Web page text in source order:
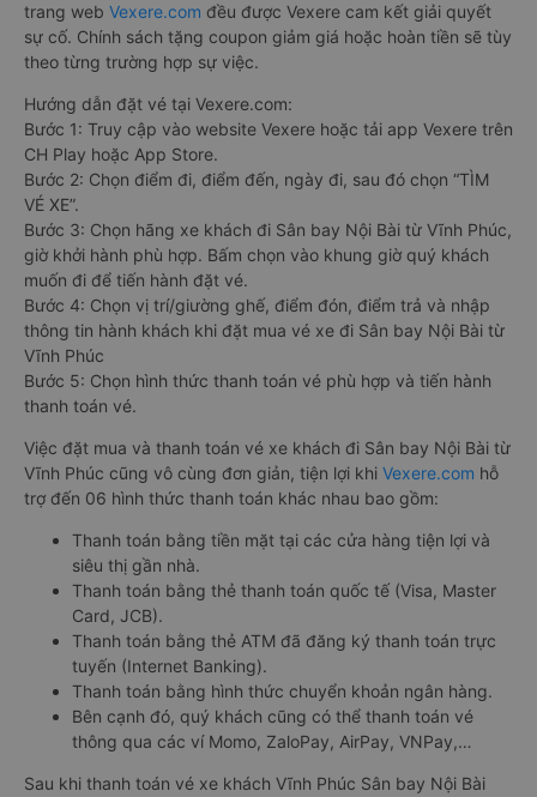
trang web Vexere.com đều được Vexere cam kết giải quyết
sự cố. Chính sách tặng coupon giảm giá hoặc hoàn tiền sẽ tùy
theo từng trường hợp sự việc.
Hướng dẫn đặt vé tại Vexere.com:
Bước 1: Truy cập vào website Vexere hoặc tải app Vexere trên
CH Play hoặc App Store.
Bước 2: Chọn điểm đi, điểm đến, ngày đi, sau đó chọn “TÌM
VÉ XE”.
Bước 3: Chọn hãng xe khách đi Sân bay Nội Bài từ Vĩnh Phúc,
giờ khởi hành phù hợp. Bấm chọn vào khung giờ quý khách
muốn đi để tiến hành đặt vé.
Bước 4: Chọn vị trí/giường ghế, điểm đón, điểm trả và nhập
thông tin hành khách khi đặt mua vé xe đi Sân bay Nội Bài từ
Vĩnh Phúc
Bước 5: Chọn hình thức thanh toán vé phù hợp và tiến hành
thanh toán vé.
Việc đặt mua và thanh toán vé xe khách đi Sân bay Nội Bài từ
Vĩnh Phúc cũng vô cùng đơn giản, tiện lợi khi Vexere.com hỗ
trợ đến 06 hình thức thanh toán khác nhau bao gồm:
Thanh toán bằng tiền mặt tại các cửa hàng tiện lợi và
siêu thị gần nhà.
Thanh toán bằng thẻ thanh toán quốc tế (Visa, Master
Card, JCB).
Thanh toán bằng thẻ ATM đã đăng ký thanh toán trực
tuyến (Internet Banking).
Thanh toán bằng hình thức chuyển khoản ngân hàng.
Bên cạnh đó, quý khách cũng có thể thanh toán vé
thông qua các ví Momo, ZaloPay, AirPay, VNPay,…
Sau khi thanh toán vé xe khách Vĩnh Phúc Sân bay Nội Bài